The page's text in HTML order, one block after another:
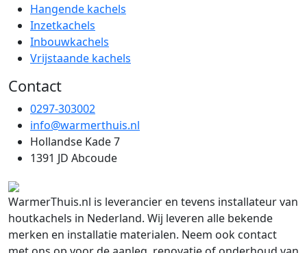
Hangende kachels
Inzetkachels
Inbouwkachels
Vrijstaande kachels
Contact
0297-303002
info@warmerthuis.nl
Hollandse Kade 7
1391 JD Abcoude
WarmerThuis.nl is leverancier en tevens installateur van
houtkachels in Nederland. Wij leveren alle bekende
merken en installatie materialen. Neem ook contact